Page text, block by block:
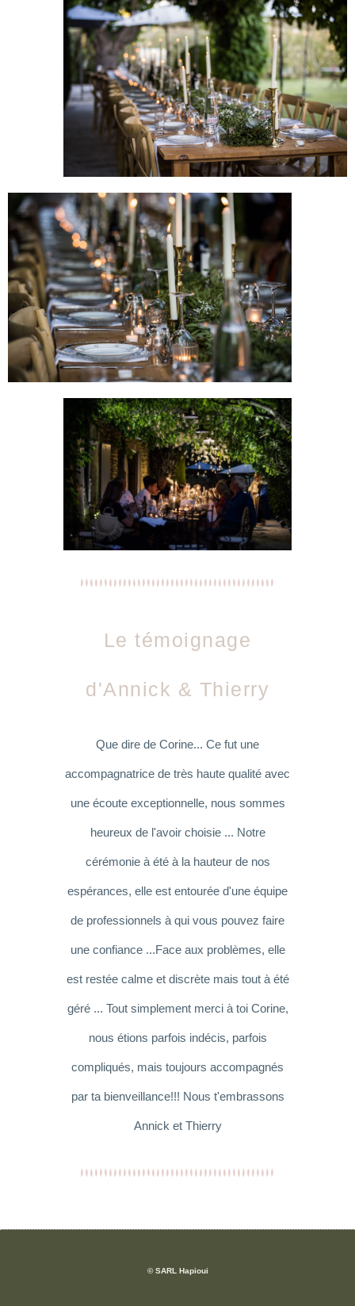
Le témoignage
d'Annick & Thierry
Que dire de Corine... Ce fut une
accompagnatrice de très haute qualité avec
une écoute exceptionnelle, nous sommes
heureux de l'avoir choisie ... Notre
cérémonie à été à la hauteur de nos
espérances, elle est entourée d'une équipe
de professionnels à qui vous pouvez faire
une confiance ...Face aux problèmes, elle
est restée calme et discrète mais tout à été
géré ... Tout simplement merci à toi Corine,
nous étions parfois indécis, parfois
compliqués, mais toujours accompagnés
par ta bienveillance!!! Nous t'embrassons
Annick et Thierry
© SARL Hapioui